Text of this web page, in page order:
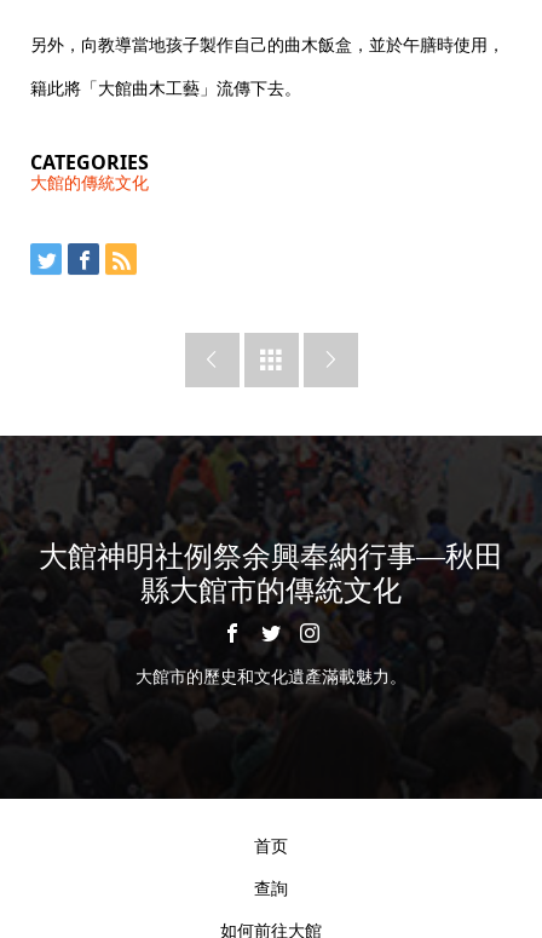
另外，向教導當地孩子製作自己的曲木飯盒，並於午膳時使用，
籍此將「大館曲木工藝」流傳下去。
CATEGORIES
大館的傳統文化
  
大館神明社例祭余興奉納行事—秋田
縣大館市的傳統文化
大館市的歷史和文化遺產滿載魅力。
首页
查詢
如何前往大館